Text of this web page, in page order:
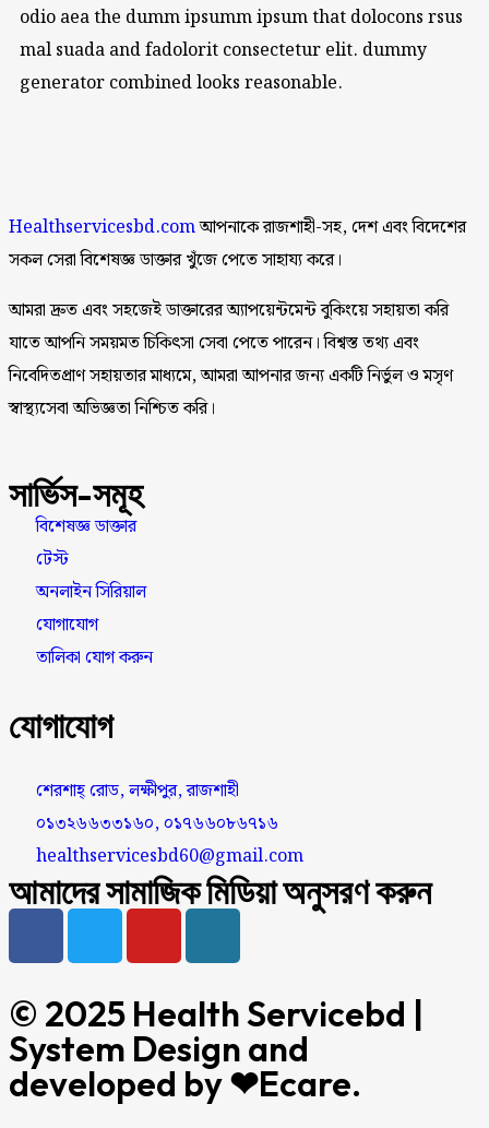
odio aea the dumm ipsumm ipsum that dolocons rsus
mal suada and fadolorit consectetur elit. dummy
generator combined looks reasonable.
Healthservicesbd.comআপনাকে রাজশাহী-সহ, দেশ এবং বিদেশের
সকল সেরা বিশেষজ্ঞ ডাক্তার খুঁজে পেতে সাহায্য করে।
আমরা দ্রুত এবং সহজেই ডাক্তারের অ্যাপয়েন্টমেন্ট বুকিংয়ে সহায়তা করি
যাতে আপনি সময়মত চিকিৎসা সেবা পেতে পারেন। বিশ্বস্ত তথ্য এবং
নিবেদিতপ্রাণ সহায়তার মাধ্যমে, আমরা আপনার জন্য একটি নির্ভুল ও মসৃণ
স্বাস্থ্যসেবা অভিজ্ঞতা নিশ্চিত করি।
সার্ভিস-সমূহ
বিশেষজ্ঞ ডাক্তার
টেস্ট
অনলাইন সিরিয়াল
যোগাযোগ
তালিকা যোগ করুন
যোগাযোগ
শেরশাহ্ রোড, লক্ষীপুর, রাজশাহী
০১৩২৬৬৩৩১৬০, ০১৭৬৬০৮৬৭১৬
healthservicesbd60@gmail.com
আমাদের সামাজিক মিডিয়া অনুসরণ করুন
© 2025 Health Servicebd |
System Design and
developed by❤Ecare.